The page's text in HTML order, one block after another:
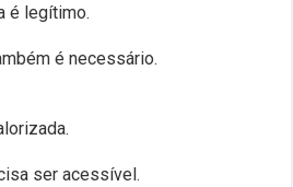
é legítimo.
é necessário.
ser acessível.